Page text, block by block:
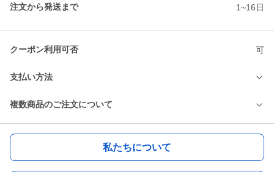
注文から発送まで 1~16日
クーポン利用可否 可
支払い方法
複数商品のご注文について
私たちについて